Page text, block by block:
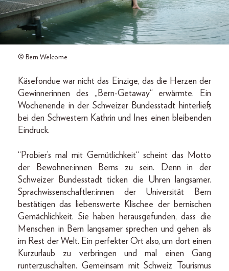
© Bern Welcome
Käsefondue war nicht das Einzige, das die Herzen der
Gewinnerinnen des „Bern-Getaway“ erwärmte. Ein
Wochenende in der Schweizer Bundesstadt hinterließ
bei den Schwestern Kathrin und Ines einen bleibenden
Eindruck.
“Probier’s mal mit Gemütlichkeit“ scheint das Motto
der Bewohner:innen Berns zu sein. Denn in der
Schweizer Bundesstadt ticken die Uhren langsamer.
Sprachwissenschaftler:innen der Universität Bern
bestätigen das liebenswerte Klischee der bernischen
Gemächlichkeit. Sie haben herausgefunden, dass die
Menschen in Bern langsamer sprechen und gehen als
im Rest der Welt. Ein perfekter Ort also, um dort einen
Kurzurlaub zu verbringen und mal einen Gang
runterzuschalten. Gemeinsam mit Schweiz Tourismus